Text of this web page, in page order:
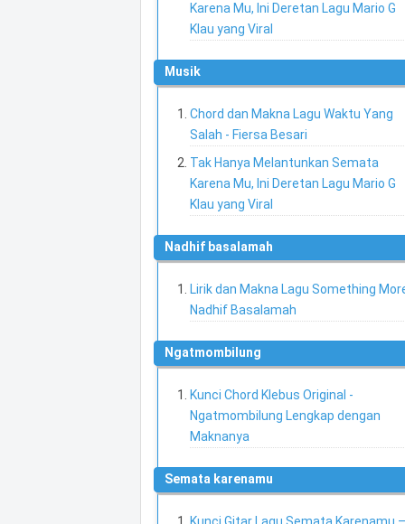
Karena Mu, Ini Deretan Lagu Mario G
Klau yang Viral
musik
Chord dan Makna Lagu Waktu Yang
Salah - Fiersa Besari
Tak Hanya Melantunkan Semata
Karena Mu, Ini Deretan Lagu Mario G
Klau yang Viral
nadhif basalamah
Lirik dan Makna Lagu Something
Nadhif Basalamah
ngatmombilung
Kunci Chord Klebus Original -
Ngatmombilung Lengkap dengan
Maknanya
semata karenamu